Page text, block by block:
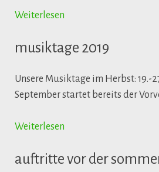
Weiterlesen
musiktage 2019
Unsere Musiktage im Herbst: 19.-
September startet bereits der
Weiterlesen
auftritte vor der